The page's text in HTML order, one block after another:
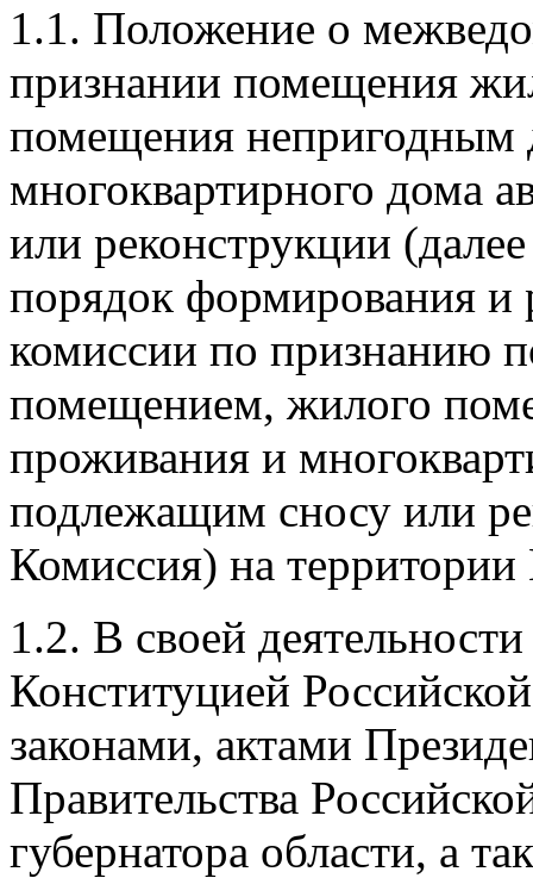
1.1. Положение о
признании помещения
помещения непригодным
многоквартирного дома
или реконструкции
порядок формирования и
комиссии по признанию
помещением, жилого
проживания и
подлежащим сносу или
Комиссия) на территории
1.2. В своей
Конституцией
законами, актами
Правительства
губернатора области, а